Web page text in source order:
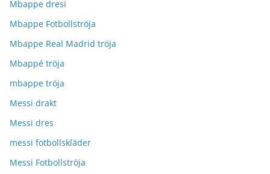
Mbappe dresi
Mbappe Fotbollströja
Mbappe Real Madrid tröja
Mbappé tröja
mbappe tröja
Messi drakt
Messi dres
messi fotbollskläder
Messi Fotbollströja